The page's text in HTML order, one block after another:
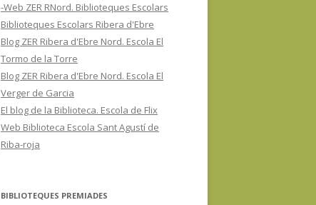
-Web ZER RNord. Biblioteques Escolars
Biblioteques Escolars Ribera d'Ebre
Blog ZER Ribera d'Ebre Nord. Escola El
Tormo de la Torre
Blog ZER Ribera d'Ebre Nord. Escola El
Verger de Garcia
El blog de la Biblioteca. Escola de Flix
Web Biblioteca Escola Sant Agustí de
Riba-roja
BIBLIOTEQUES PREMIADES